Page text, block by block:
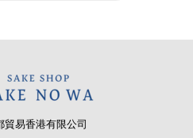
貿易香港有限公司